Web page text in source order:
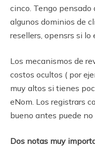
cinco. Tengo pensado
algunos dominios de
resellers, opensrs si lo
Los mecanismos de
costos ocultos ( por
muy altos si tienes
eNom. Los registrars
bueno antes puede no
Dos notas muy